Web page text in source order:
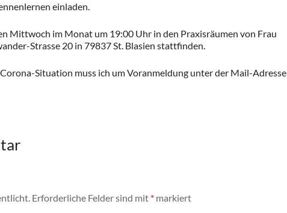
einladen.
Mittwoch im Monat um 19:00 Uhr in den Praxisräumen von Frau
Strasse 20 in 79837 St. Blasien stattfinden.
Situation muss ich um Voranmeldung unter der Mail-Adresse
Erforderliche Felder sind mit * markiert